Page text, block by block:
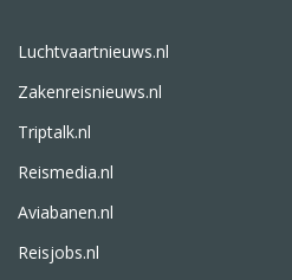
Luchtvaartnieuws.nl
Zakenreisnieuws.nl
Triptalk.nl
Reismedia.nl
Aviabanen.nl
Reisjobs.nl